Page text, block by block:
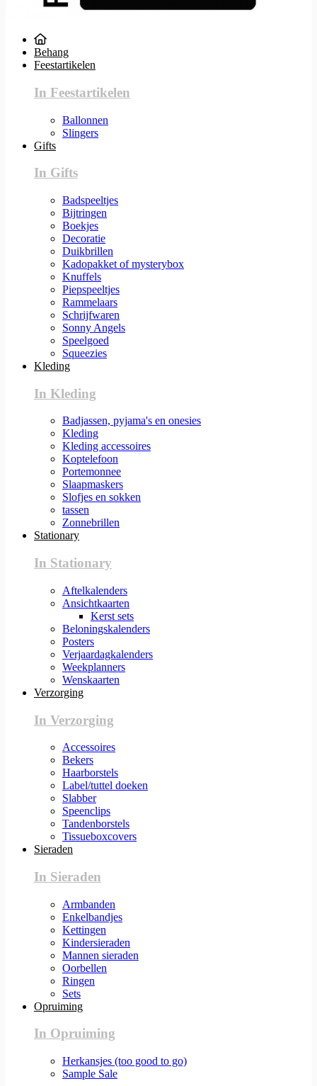
Behang
Feestartikelen
In Feestartikelen
Ballonnen
Slingers
Gifts
In Gifts
Badspeeltjes
Bijtringen
Boekjes
Decoratie
Duikbrillen
Kadopakket of mysterybox
Knuffels
Piepspeeltjes
Rammelaars
Schrijfwaren
Sonny Angels
Speelgoed
Squeezies
Kleding
In Kleding
Badjassen, pyjama's en onesies
Kleding
Kleding accessoires
Koptelefoon
Portemonnee
Slaapmaskers
Slofjes en sokken
tassen
Zonnebrillen
Stationary
In Stationary
Aftelkalenders
Ansichtkaarten
Kerst sets
Beloningskalenders
Posters
Verjaardagkalenders
Weekplanners
Wenskaarten
Verzorging
In Verzorging
Accessoires
Bekers
Haarborstels
Label/tuttel doeken
Slabber
Speenclips
Tandenborstels
Tissueboxcovers
Sieraden
In Sieraden
Armbanden
Enkelbandjes
Kettingen
Kindersieraden
Mannen sieraden
Oorbellen
Ringen
Sets
Opruiming
In Opruiming
Herkansjes (too good to go)
Sample Sale